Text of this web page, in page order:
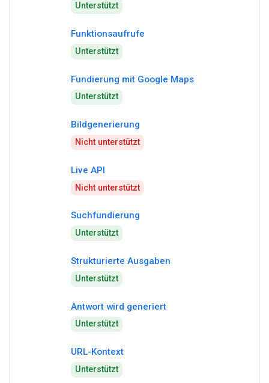
Unterstützt
Funktionsaufrufe
Unterstützt
Fundierung mit Google Maps
Unterstützt
Bildgenerierung
Nicht unterstützt
Live API
Nicht unterstützt
Suchfundierung
Unterstützt
Strukturierte Ausgaben
Unterstützt
Antwort wird generiert
Unterstützt
URL-Kontext
Unterstützt